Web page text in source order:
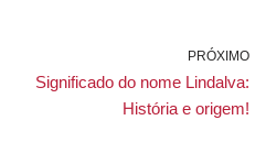
PRÓXIMO
Significado do nome Lindalva:
História e origem!